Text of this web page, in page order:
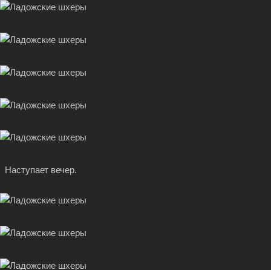
Наступает вечер.